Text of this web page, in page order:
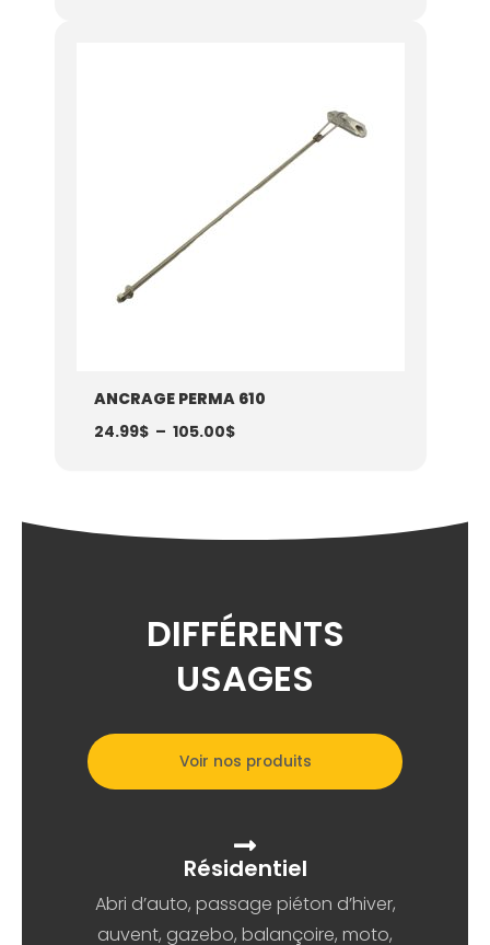
ANCRAGE PERMA 610
24.99$ – 105.00$
DIFFÉRENTS
USAGES
Voir nos produits
Résidentiel
Abri d’auto, passage piéton d’hiver,
auvent, gazebo, balançoire, moto,